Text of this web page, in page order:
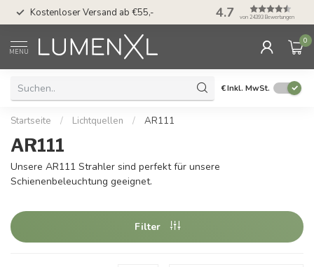
Kostenloser Versand ab €55,- 50 Tage
Möglichkeit
4.7 von 24393 Bewertungen
MENU
0
€Inkl. MwSt.
Startseite / Lichtquellen / AR111
AR111
Unsere AR111 Strahler sind perfekt für unsere
Schienenbeleuchtung geeignet.
Filter